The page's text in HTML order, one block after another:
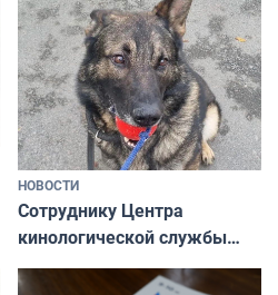
НОВОСТИ
Сотруднику Центра
кинологической службы
ищут новый дом